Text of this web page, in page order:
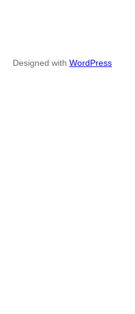
Designed with WordPress